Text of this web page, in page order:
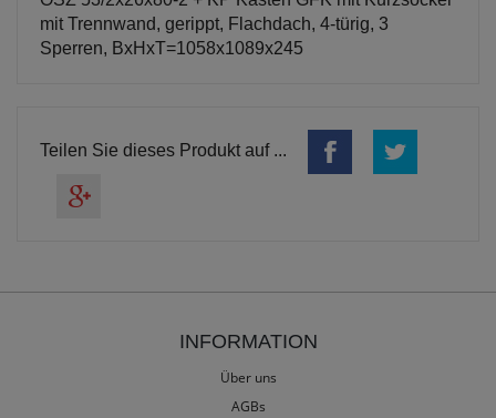
mit Trennwand, gerippt, Flachdach, 4-türig, 3
Sperren, BxHxT=1058x1089x245
Teilen Sie dieses Produkt auf ...
INFORMATION
Über uns
AGBs